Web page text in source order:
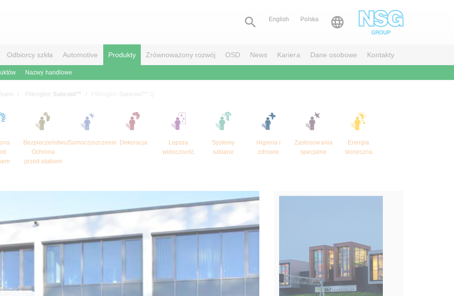
 English Polska 
Odbiorcy szkła Automotive Produkty Zrównoważony rozwój OSD News Kariera Dane osobowe Kontakty
Nazwy handlowe
Pilkington Suncool™
Bezpieczeństwo/
Ochrona
przed atakiem
Samoczyszczenie Dekoracja
Lepsza
widoczność
Systemy
szklane
Higiena i
zdrowie
Zastosowania
specjalne
Energia
słoneczna